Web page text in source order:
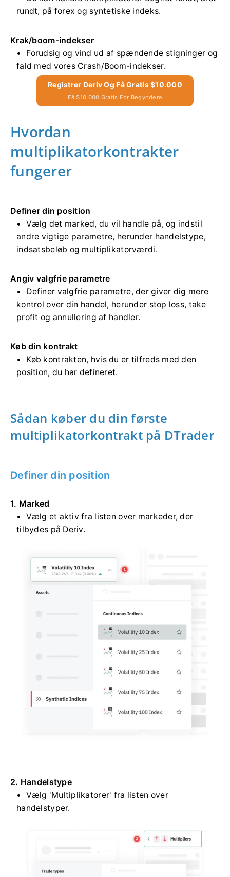
rundt, på forex og syntetiske indeks.
Krak/boom-indekser
Forudsig og vind ud af spændende stigninger og
fald med vores Crash/Boom-indekser.
Registrer Deriv Og Få Gratis $10.000
Få $10.000 Gratis For Begyndere
Hvordan
multiplikatorkontrakter
fungerer
Definer din position
Vælg det marked, du vil handle på, og indstil
andre vigtige parametre, herunder handelstype,
indsatsbeløb og multiplikatorværdi.
Angiv valgfrie parametre
Definer valgfrie parametre, der giver dig mere
kontrol over din handel, herunder stop loss, take
profit og annullering af handler.
Køb din kontrakt
Køb kontrakten, hvis du er tilfreds med den
position, du har defineret.
Sådan køber du din første
multiplikatorkontrakt på DTrader
Definer din position
1. Marked
Vælg et aktiv fra listen over markeder, der
tilbydes på Deriv.
2. Handelstype
Vælg 'Multiplikatorer' fra listen over
handelstyper.